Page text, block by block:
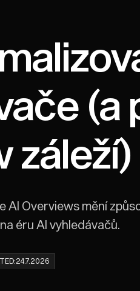
(a
záleží)
AI Overviews mění
éru AI vyhledávačů.
24.7.2026